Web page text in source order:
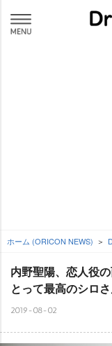
ホーム (ORICON NEWS)
内野聖陽、恋人役
とって最高のシロさ
2019-08-02